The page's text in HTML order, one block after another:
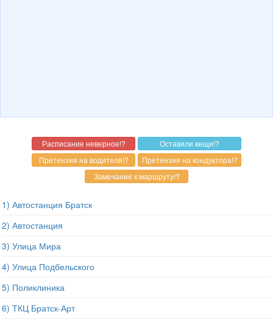
1) Автостанция Братск
2) Автостанция
3) Улица Мира
4) Улица Подбельского
5) Поликлиника
6) ТКЦ Братск-Арт